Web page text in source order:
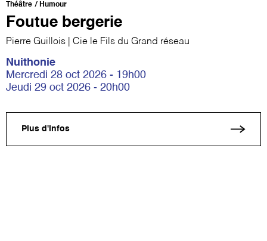
Théâtre Humour
Foutue bergerie
Pierre Guillois | Cie le Fils du Grand réseau
Nuithonie
Mercredi 28 oct 2026 - 19h00
Jeudi 29 oct 2026 - 20h00
Plus d'infos